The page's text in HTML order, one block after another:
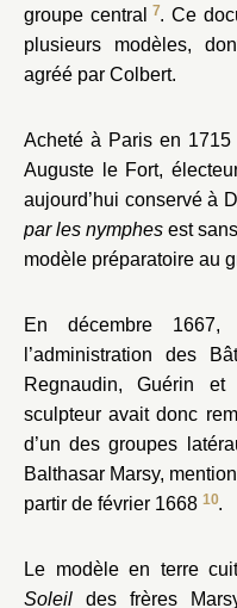
groupe central
7. Ce
plusieurs modèles,
agréé par Colbert.
Acheté à Paris en 1715
Auguste le Fort,
aujourd’hui conservé à
par les nymphesest
modèle préparatoire au
En décembre
l’administration des
Regnaudin, Guérin et
sculpteur avait donc
d’un des groupes
Balthasar Marsy,
partir de février 1668 10.
Le modèle en terre
Soleil des frères